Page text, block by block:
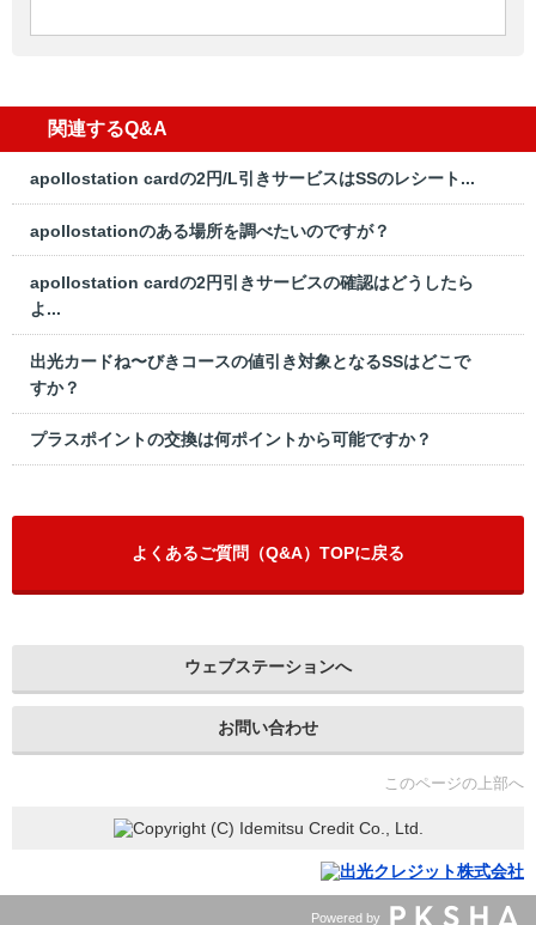
関連するQ&A
apollostation cardの2円/L引きサービスはSSのレシート...
apollostationのある場所を調べたいのですが？
apollostation cardの2円引きサービスの確認はどうしたら
よ...
出光カードね〜びきコースの値引き対象となるSSはどこで
すか？
プラスポイントの交換は何ポイントから可能ですか？
よくあるご質問（Q&A）TOPに戻る
ウェブステーションへ
お問い合わせ
このページの上部へ
Powered by